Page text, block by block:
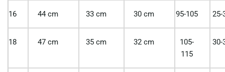
16 44 cm 33 cm 30 cm 95-105 25-
18 47 cm 35 cm 32 cm
105-
115
30-